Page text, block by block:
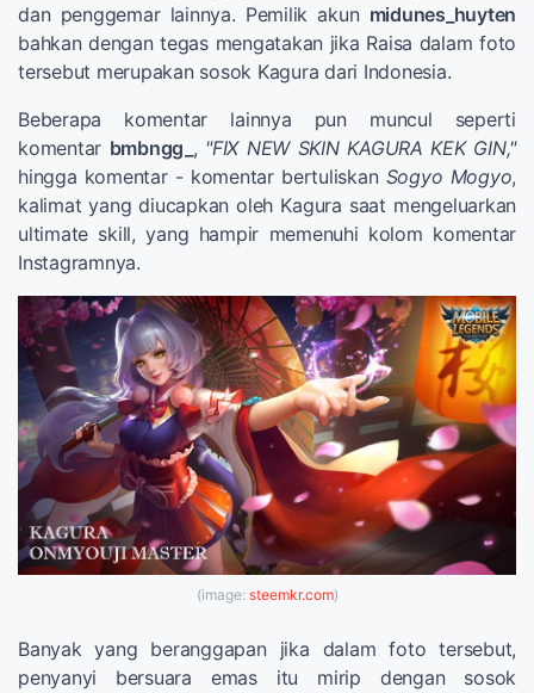
dan penggemar lainnya. Pemilik akun midunes_huyten
bahkan dengan tegas mengatakan jika Raisa dalam foto
tersebut merupakan sosok Kagura dari Indonesia.
Beberapa komentar lainnya pun muncul seperti
komentar bmbngg_ , "FIX NEW SKIN KAGURA KEK GIN,"
hingga komentar - komentar bertuliskan Sogyo Mogyo,
kalimat yang diucapkan oleh Kagura saat mengeluarkan
ultimate skill, yang hampir memenuhi kolom komentar
Instagramnya.
(image: steemkr.com)
Banyak yang beranggapan jika dalam foto tersebut,
penyanyi bersuara emas itu mirip dengan sosok